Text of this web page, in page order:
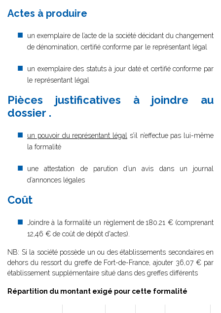
Actes à produire
un exemplaire de l’acte de la société décidant du changement
de dénomination, certifié conforme par le représentant légal
un exemplaire des statuts à jour daté et certifié conforme par
le représentant légal
Pièces justificatives à joindre au
dossier .
un pouvoir du représentant légal
s’il n’effectue pas lui-même
la formalité
une attestation de parution d’un avis dans un journal
d’annonces légales
Coût
Joindre à la formalité un règlement de 180.21 € (comprenant
12,46 € de coût de dépôt d'actes).
NB: Si la société possède un ou des établissements secondaires en
dehors du ressort du greffe de Fort-de-France, ajouter 36,07 € par
établissement supplémentaire situé dans des greffes différents
Répartition du montant exigé pour cette formalité